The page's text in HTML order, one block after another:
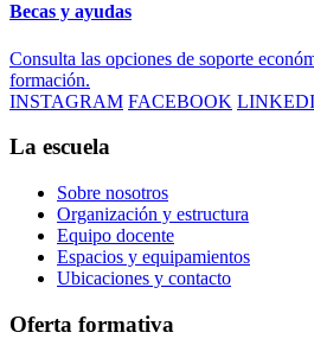
Becas y ayudas
Consulta las opciones de soporte
formación.
INSTAGRAM FACEBOOK
La escuela
Sobre nosotros
Organización y estructura
Equipo docente
Espacios y equipamientos
Ubicaciones y contacto
Oferta formativa